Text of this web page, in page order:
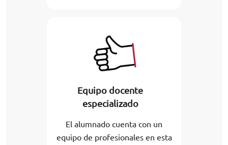
Equipo docente
especializado
El alumnado cuenta con un
equipo de profesionales en esta